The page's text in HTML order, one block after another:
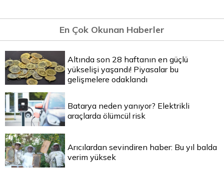
En Çok Okunan Haberler
Altında son 28 haftanın en güçlü
yükselişi yaşandı! Piyasalar bu
gelişmelere odaklandı
Batarya neden yanıyor? Elektrikli
araçlarda ölümcül risk
Arıcılardan sevindiren haber: Bu yıl balda
verim yüksek